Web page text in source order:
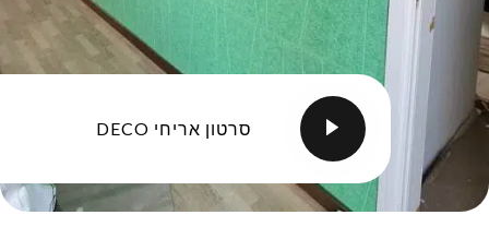
סרטון אריחי DECO